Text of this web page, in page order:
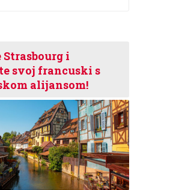
i
svoj francuski s
alijansom!